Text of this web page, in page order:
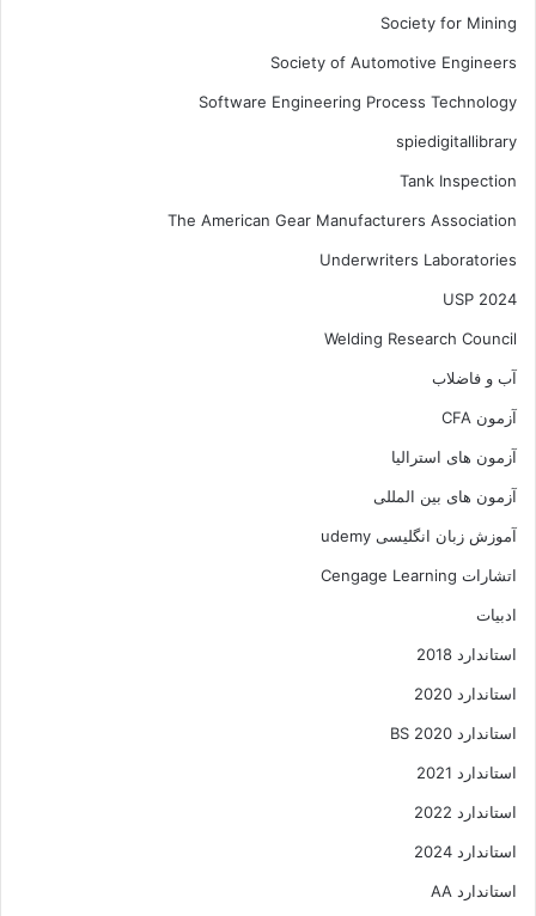
Society for Mining
Society of Automotive Engineers
Software Engineering Process Technology
spiedigitallibrary
Tank Inspection
The American Gear Manufacturers Association
Underwriters Laboratories
USP 2024
Welding Research Council
آب و فاضلاب
آزمون CFA
آزمون های استرالیا
آزمون های بین المللی
آموزش زبان انگلیسی udemy
اتشارات Cengage Learning
ادبیات
استاندارد 2018
استاندارد 2020
استاندارد 2020 BS
استاندارد 2021
استاندارد 2022
استاندارد 2024
استاندارد AA